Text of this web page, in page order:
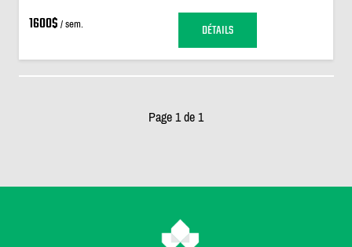
1600$ / sem. DÉTAILS
Page 1 de 1